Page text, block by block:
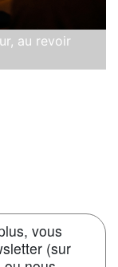
au revoir
vous
(sur